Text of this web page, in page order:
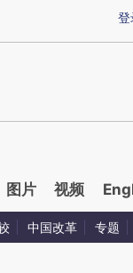
炼总结而成，可能与
登
图片 视频
中国改革 专题